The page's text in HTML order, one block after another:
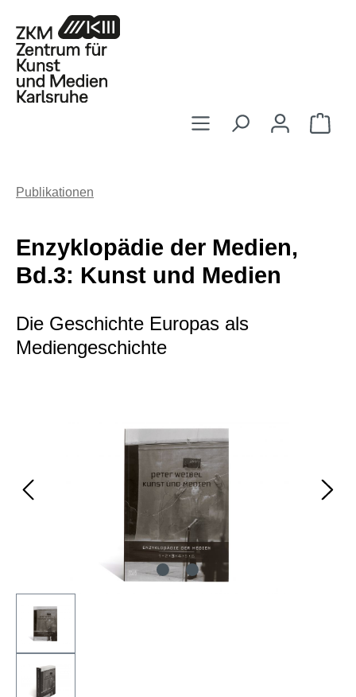
Zum Hauptinhalt springen
Publikationen
Enzyklopädie der Medien,
Bd.3: Kunst und Medien
Die Geschichte Europas als
Mediengeschichte
Bildergalerie überspringen